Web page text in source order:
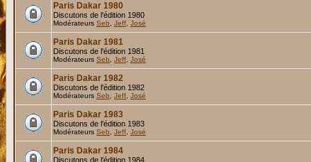
Paris Dakar 1980
Discutons de l'édition 1980
Modérateurs Seb Jeff José
Paris Dakar 1981
Discutons de l'édition 1981
Modérateurs Seb Jeff José
Paris Dakar 1982
Discutons de l'édition 1982
Modérateurs Seb Jeff José
Paris Dakar 1983
Discutons de l'édition 1983
Modérateurs Seb Jeff José
Paris Dakar 1984
Discutons de l'édition 1984